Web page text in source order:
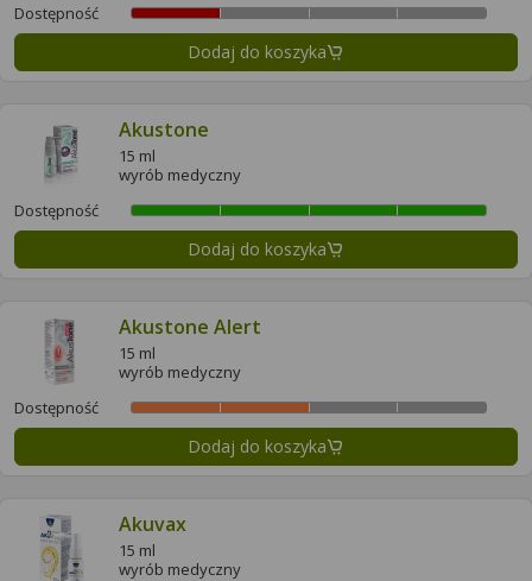
Dostępność
Dodaj do koszyka
Akustone
15 ml
wyrób medyczny
Dostępność
Dodaj do koszyka
Akustone Alert
15 ml
wyrób medyczny
Dostępność
Dodaj do koszyka
Akuvax
15 ml
wyrób medyczny